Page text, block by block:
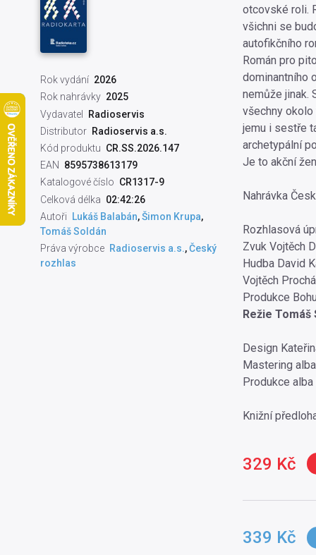
Rok vydání 2026
Rok nahrávky 2025
Vydavatel
Radioservis
Distributor Radioservis a.s.
Kód produktu CR.SS.2026.147
EAN
8595738613179
Katalogové číslo CR1317-9
Celková délka 02:42:26
Autoři
Lukáš Balabán,Šimon Krupa,
Tomáš Soldán
Práva výrobce Radioservis a.s.,Český
rozhlas
otcovské roli.
všichni se
autofikčního
Román pro
dominantního
nemůže jinak.
všechny okolo
jemu i sestře
archetypální
Je to akční
Nahrávka
Rozhlasová
Zvuk Vojtěch
Hudba David
Vojtěch
Produkce
Režie Tomáš
Design
Mastering
Produkce
Knižní
329 Kč
339 Kč